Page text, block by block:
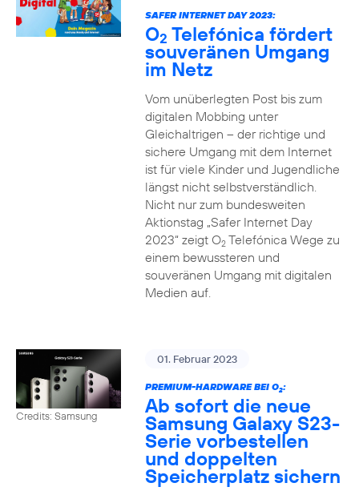
SAFER INTERNET DAY 2023:
O2 Telefónica fördert
souveränen Umgang
im Netz
Vom unüberlegten Post bis zum
digitalen Mobbing unter
Gleichaltrigen – der richtige und
sichere Umgang mit dem Internet
ist für viele Kinder und Jugendliche
längst nicht selbstverständlich.
Nicht nur zum bundesweiten
Aktionstag „Safer Internet Day
2023“ zeigt O2Telefónica Wege zu
einem bewussteren und
souveränen Umgang mit digitalen
Medien auf.
Credits: Samsung
01. Februar 2023
PREMIUM-HARDWARE BEI O2:
Ab sofort die neue
Samsung Galaxy S23-
Serie vorbestellen
und doppelten
Speicherplatz sichern